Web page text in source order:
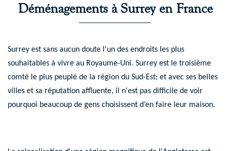
Déménagements à Surrey en France
Surrey est sans aucun doute l'un des endroits les plus
souhaitables à vivre au Royaume-Uni. Surrey est le troisième
comté le plus peuplé de la région du Sud-Est; et avec ses belles
villes et sa réputation affluente, il n'est pas difficile de voir
pourquoi beaucoup de gens choisissent d’en faire leur maison.